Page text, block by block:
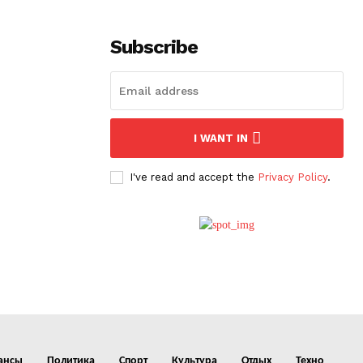
Subscribe
I WANT IN
I've read and accept the Privacy Policy.